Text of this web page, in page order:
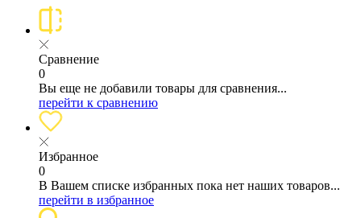
Сравнение
0
Вы еще не добавили товары для сравнения...
перейти к сравнению
Избранное
0
В Вашем списке избранных пока нет наших товаров...
перейти в избранное